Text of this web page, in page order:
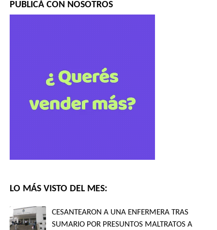
PUBLICÁ CON NOSOTROS
LO MÁS VISTO DEL MES:
CESANTEARON A UNA ENFERMERA TRAS
SUMARIO POR PRESUNTOS MALTRATOS A